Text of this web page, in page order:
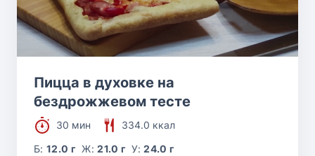
Пицца в духовке на
бездрожжевом тесте
30 мин
334.0 ккал
Б:12.0 г Ж:21.0 г У:24.0 г